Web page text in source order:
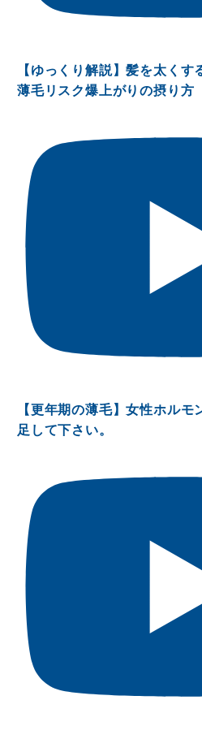
【ゆっくり解説】髪を太く
薄毛リスク爆上がりの摂り方
【更年期の薄毛】女性ホル
足して下さい。